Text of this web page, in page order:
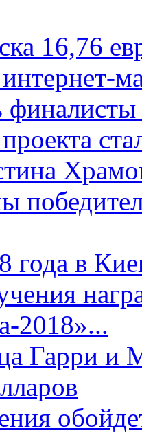
16,76
года в
2018»...
Гарри и